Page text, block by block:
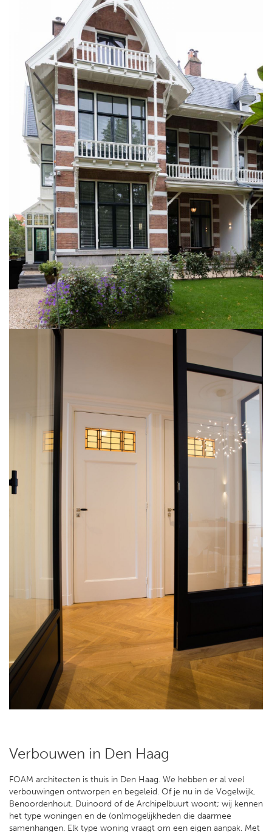
Verbouwen in Den Haag
FOAM architecten is thuis in Den Haag. We hebben er al veel
verbouwingen ontworpen en begeleid. Of je nu in de Vogelwijk,
Benoordenhout, Duinoord of de Archipelbuurt woont; wij kennen
het type woningen en de (on)mogelijkheden die daarmee
samenhangen. Elk type woning vraagt om een eigen aanpak. Met